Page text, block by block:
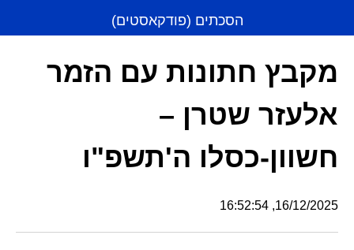
הסכתים (פודקאסטים)
מקבץ חתונות עם הזמר
אלעזר שטרן –
חשוון-כסלו ה'תשפ"ו
16/12/2025, 16:52:54